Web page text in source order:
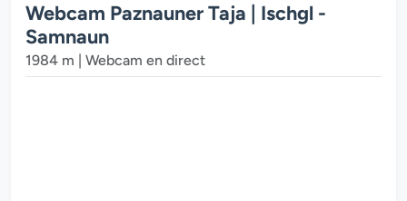
Webcam Paznauner Taja | Ischgl -
Samnaun
1984 m | Webcam en direct